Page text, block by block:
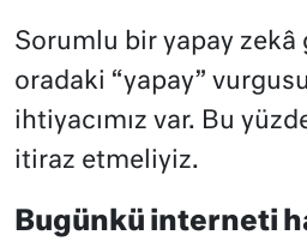
Sorumlu bir yapay
oradaki “yapay”
ihtiyacımız var. Bu
itiraz etmeliyiz.
Bugünkü interneti